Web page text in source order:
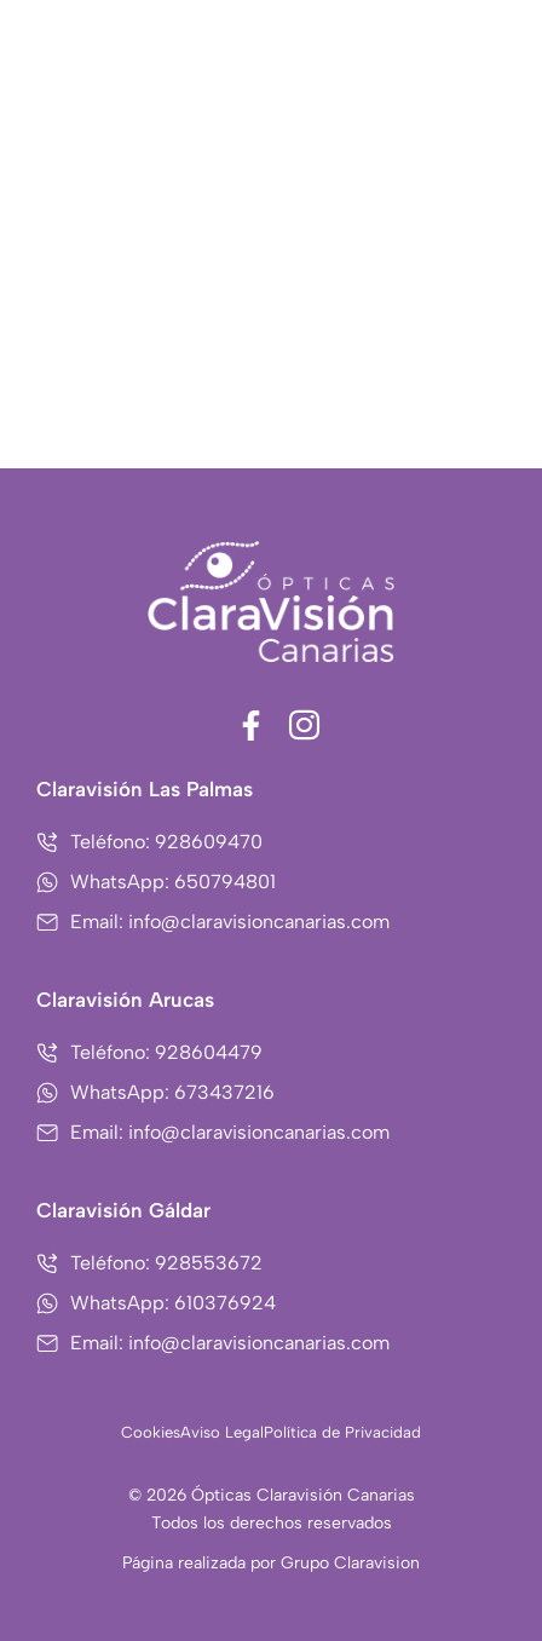
F
c
b
o
o
k
I
s
m
-
Claravisión Las Palmas
Teléfono: 928609470
WhatsApp: 650794801
Email: info@claravisioncanarias.com
Claravisión Arucas
Teléfono: 928604479
WhatsApp: 673437216
Email: info@claravisioncanarias.com
Claravisión Gáldar
Teléfono: 928553672
WhatsApp: 610376924
Email: info@claravisioncanarias.com
CookiesAviso LegalPolítica de Privacidad
© 2026 Ópticas Claravisión Canarias
Todos los derechos reservados
Página realizada por Grupo Claravision